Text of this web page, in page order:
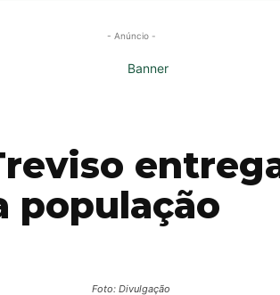
- Anúncio -
população
Foto: Divulgação